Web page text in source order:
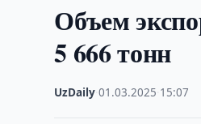
Объем
5 666 тонн
UzDaily ·01.03.2025 15:07